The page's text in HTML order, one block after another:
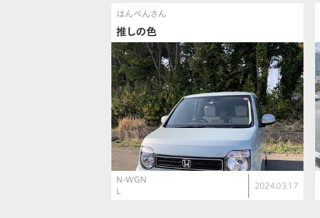
はんぺんさん
推しの色
N-WGN
L
2024.03.17